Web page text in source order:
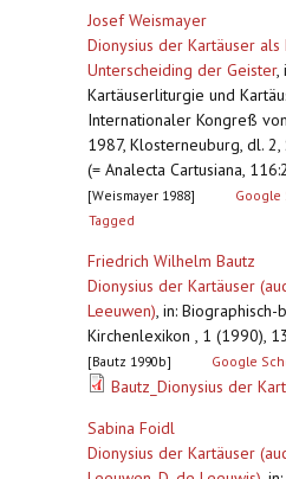
Josef Weismayer
Dionysius der Kartäuser
Unterscheiding der Geister,
Kartäuserliturgie und
Internationaler Kongreß
1987, Klosterneuburg, dl.
(= Analecta Cartusiana,
[Weismayer 1988] Google
Tagged
Friedrich Wilhelm Bautz
Dionysius der Kartäuser
Leeuwen), in: Biographisch-
Kirchenlexikon , 1 (1990),
[Bautz 1990b] Google
Bautz_Dionysius der
Sabina Foidl
Dionysius der Kartäuser